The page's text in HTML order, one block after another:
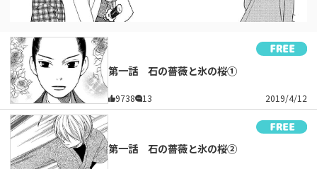
第一話 石の薔薇と氷の桜①
9738 13 2019/4/12
第一話 石の薔薇と氷の桜②